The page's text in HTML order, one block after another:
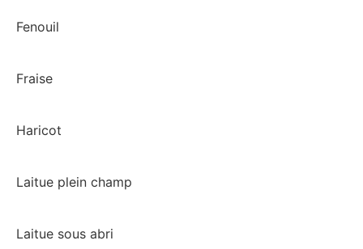
Fenouil
Fraise
Haricot
Laitue plein champ
Laitue sous abri